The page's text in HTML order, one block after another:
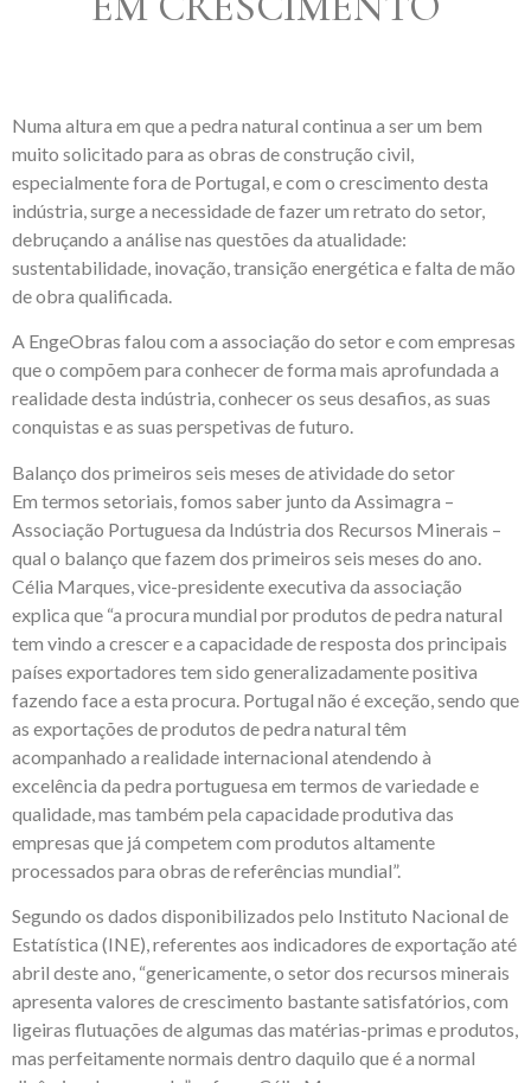
Numa altura em que a pedra natural continua a ser um bem
muito solicitado para as obras de construção civil,
especialmente fora de Portugal, e com o crescimento desta
indústria, surge a necessidade de fazer um retrato do setor,
debruçando a análise nas questões da atualidade:
sustentabilidade, inovação, transição energética e falta de mão
de obra qualificada.
A EngeObras falou com a associação do setor e com empresas
que o compõem para conhecer de forma mais aprofundada a
realidade desta indústria, conhecer os seus desafios, as suas
conquistas e as suas perspetivas de futuro.
Balanço dos primeiros seis meses de atividade do setor
Em termos setoriais, fomos saber junto da Assimagra –
Associação Portuguesa da Indústria dos Recursos Minerais –
qual o balanço que fazem dos primeiros seis meses do ano.
Célia Marques, vice-presidente executiva da associação
explica que “a procura mundial por produtos de pedra natural
tem vindo a crescer e a capacidade de resposta dos principais
países exportadores tem sido generalizadamente positiva
fazendo face a esta procura. Portugal não é exceção, sendo que
as exportações de produtos de pedra natural têm
acompanhado a realidade internacional atendendo à
excelência da pedra portuguesa em termos de variedade e
qualidade, mas também pela capacidade produtiva das
empresas que já competem com produtos altamente
processados para obras de referências mundial”.
Segundo os dados disponibilizados pelo Instituto Nacional de
Estatística (INE), referentes aos indicadores de exportação até
abril deste ano, “genericamente, o setor dos recursos minerais
apresenta valores de crescimento bastante satisfatórios, com
ligeiras flutuações de algumas das matérias-primas e produtos,
mas perfeitamente normais dentro daquilo que é a normal